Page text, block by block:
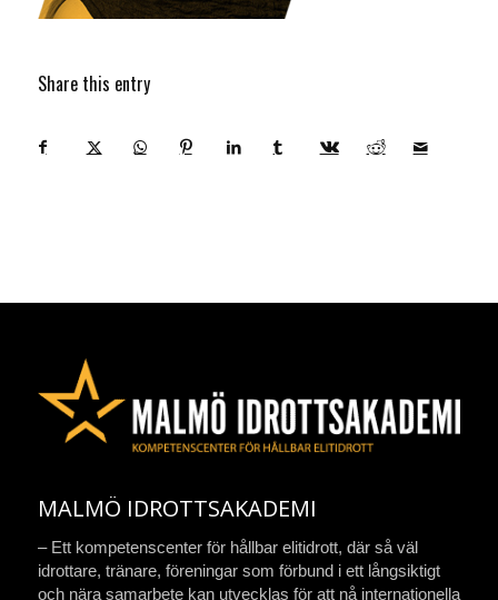
Share this entry
MALMÖ IDROTTSAKADEMI
– Ett kompetenscenter för hållbar elitidrott, där så väl
idrottare, tränare, föreningar som förbund i ett långsiktigt
och nära samarbete kan utvecklas för att nå internationella